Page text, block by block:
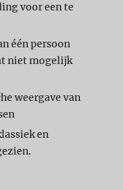
voor een te
één persoon
niet mogelijk
weergave van
en